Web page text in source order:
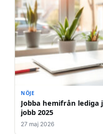
NÖJE
Jobba hemifrån lediga jobb –
jobb 2025
27 maj 2026